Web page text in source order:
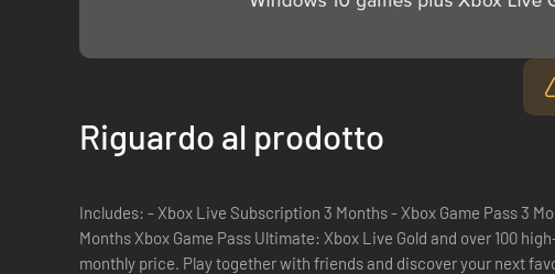
Riguardo al prodotto
Includes: - Xbox Live Subscription 3 Months - Xbox Game Pass 3
Months Xbox Game Pass Ultimate: Xbox Live Gold and over 100 high-quality games for one low
monthly price. Play together with friends and discover your next favourite